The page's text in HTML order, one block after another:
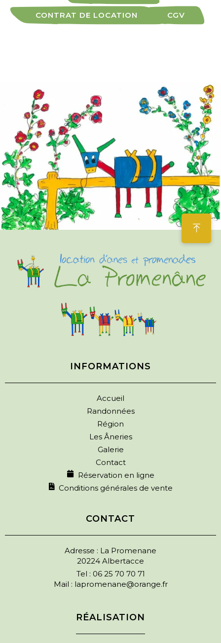
CONTRAT DE LOCATION CGV
INFORMATIONS
Accueil
Randonnées
Région
Les Âneries
Galerie
Contact
Réservation en ligne
Conditions générales de vente
CONTACT
Adresse : La Promenane
20224 Albertacce
Tel : 06 25 70 70 71
Mail : lapromenane@orange.fr
RÉALISATION